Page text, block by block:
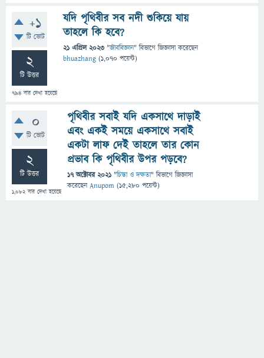
+1
টি ভোট
2
টি উত্তর
794 বার দেখা হয়েছে
যদি পৃথিবীর সব নদী শুকিয়ে যায়
তাহলে কি হবে?
21 এপ্রিল 2023 "জীববিজ্ঞান" বিভাগে জিজ্ঞাসাকরেছেন
bhuazhang (1,070 পয়েন্ট)
0
টি ভোট
2
টি উত্তর
1,082বার দেখা হয়েছে
পৃথিবীর সবাই যদি একসাথে দাড়াই
এবং একই সময়ে একসাথে সবাই
একটা লাফ দেই তাহলে তার কোন
প্রভাব কি পৃথিবীর উপর পড়বে?
17 অক্টোবর 2021 "চিন্তা ও দক্ষতা" বিভাগে জিজ্ঞাসা
করেছেনAnupom (15,280 পয়েন্ট)